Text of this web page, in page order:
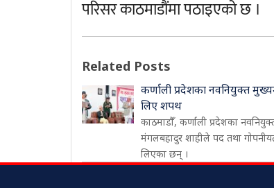
परिसर काठमाडौंमा पठाइएको छ ।
Related Posts
कर्णाली प्रदेशका नवनियुक्त
लिए शपथ
काठमाडौँ, कर्णाली प्रदेशका
मंगलबहादुर शाहीले पद तथा
लिएका छन् ।